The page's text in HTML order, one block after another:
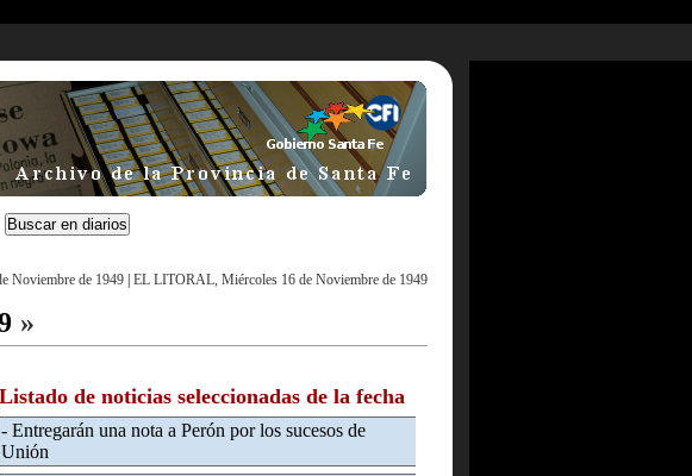
Noviembre de 1949 EL LITORAL, Miércoles 16 de Noviembre de 1949
»
Listado de noticias seleccionadas de la fecha
- Entregarán una nota a Perón por los sucesos de
Unión